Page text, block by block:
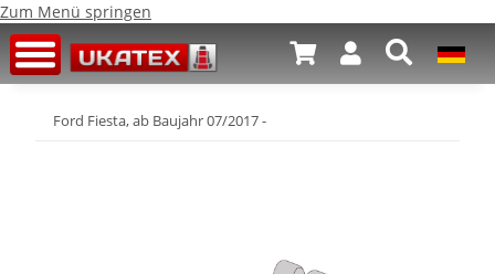
Zum Menü springen
Ford Fiesta, ab Baujahr 07/2017 -